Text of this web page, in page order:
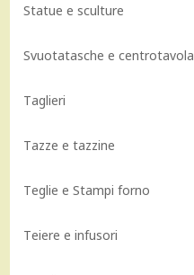
Statue e sculture
Svuotatasche e centrotavola
Taglieri
Tazze e tazzine
Teglie e Stampi forno
Teiere e infusori